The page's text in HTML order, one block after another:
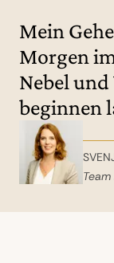
Mein
Morgen
Nebel
beginnen